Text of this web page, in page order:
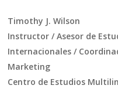
Timothy J. Wilson
Instructor / Asesor de
Internacionales /
Marketing
Centro de Estudios